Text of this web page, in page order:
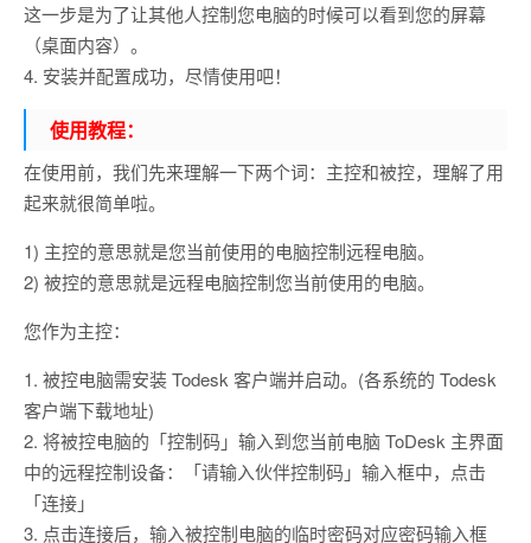
这一步是为了让其他人控制您电脑的时候可以看到您的屏幕
（桌面内容）。
4. 安装并配置成功，尽情使用吧！
使用教程：
在使用前，我们先来理解一下两个词：主控和被控，理解了用
起来就很简单啦。
1) 主控的意思就是您当前使用的电脑控制远程电脑。
2) 被控的意思就是远程电脑控制您当前使用的电脑。
您作为主控：
1. 被控电脑需安装 Todesk 客户端并启动。(各系统的 Todesk
客户端下载地址)
2. 将被控电脑的「控制码」输入到您当前电脑 ToDesk 主界面
中的远程控制设备：「请输入伙伴控制码」输入框中，点击
「连接」
3. 点击连接后，输入被控制电脑的临时密码对应密码输入框